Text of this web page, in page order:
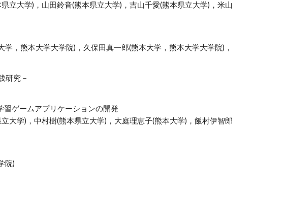
立大学)，山田鈴音(熊本県立大学)，吉山千愛(熊本県立大学)，米山
，熊本大学大学院)，久保田真一郎(熊本大学，熊本大学大学院)，
研究－
ゲームアプリケーションの開発
大学)，中村樹(熊本県立大学)，大庭理恵子(熊本大学)，飯村伊智郎
院)